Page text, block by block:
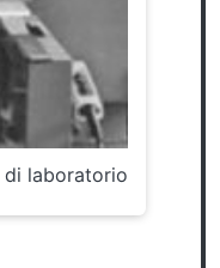
di laboratorio